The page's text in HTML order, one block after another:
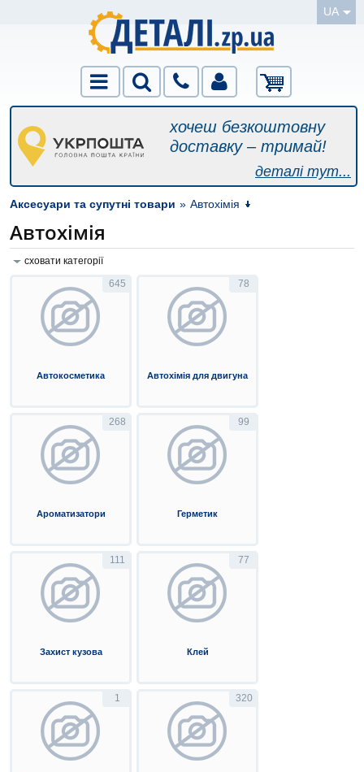
UA
хочеш безкоштовну
доставку – тримай!
деталі тут...
Аксесуари та супутні товари » Автохімія
Автохімія
сховати категорії
645
Автокосметика
78
Автохімія для двигуна
268
Ароматизатори
99
Герметик
111
Захист кузова
77
Клей
1 320